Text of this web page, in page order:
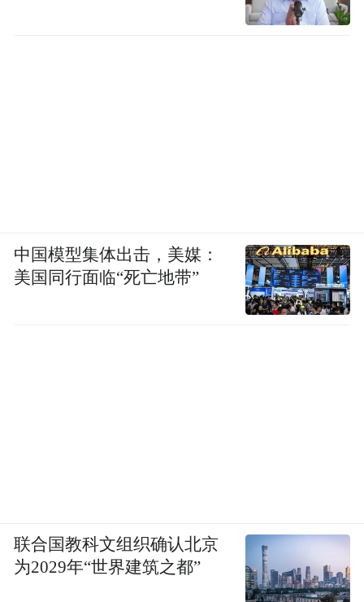
中国模型集体出击，美媒：
美国同行面临“死亡地带”
联合国教科文组织确认北京
为2029年“世界建筑之都”